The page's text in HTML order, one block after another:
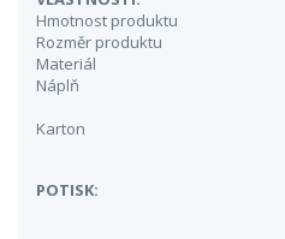
Hmotnost produktu
Rozměr produktu
Materiál
Náplň
Karton
POTISK: